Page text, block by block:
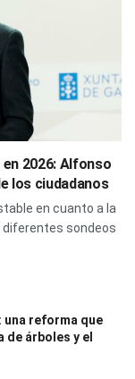
2026: Alfonso
los ciudadanos
en cuanto a la
diferentes sondeos
una reforma que
de árboles y el